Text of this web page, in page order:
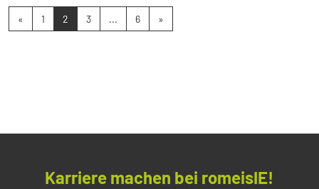
« 1 2 3 ... 6 »
Karriere machen bei romeisIE!